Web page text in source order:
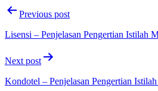
PostPrevious post
Lisensi – Penjelasan Pengertian Istilah
Next post
Kondotel – Penjelasan Pengertian